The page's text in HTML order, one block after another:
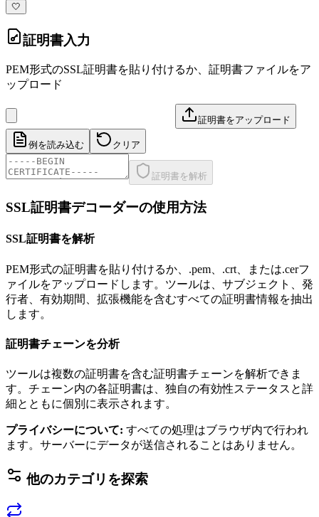
🤍
証明書入力
PEM形式のSSL証明書を貼り付けるか、証明書ファイルをア
ップロード
証明書をアップロード
例を読み込む クリア
証明書を解析
SSL証明書デコーダーの使用方法
SSL証明書を解析
PEM形式の証明書を貼り付けるか、.pem、.crt、または.cerフ
ァイルをアップロードします。ツールは、サブジェクト、発
行者、有効期間、拡張機能を含むすべての証明書情報を抽出
します。
証明書チェーンを分析
ツールは複数の証明書を含む証明書チェーンを解析できま
す。チェーン内の各証明書は、独自の有効性ステータスと詳
細とともに個別に表示されます。
プライバシーについて: すべての処理はブラウザ内で行われ
ます。サーバーにデータが送信されることはありません。
他のカテゴリを探索